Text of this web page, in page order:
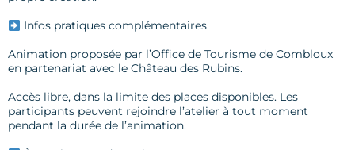
Infos pratiques complémentaires
Animation proposée par l’Office de Tourisme de Combloux
en partenariat avec le Château des Rubins.
Accès libre, dans la limite des places disponibles. Les
participants peuvent rejoindre l’atelier à tout moment
pendant la durée de l’animation.